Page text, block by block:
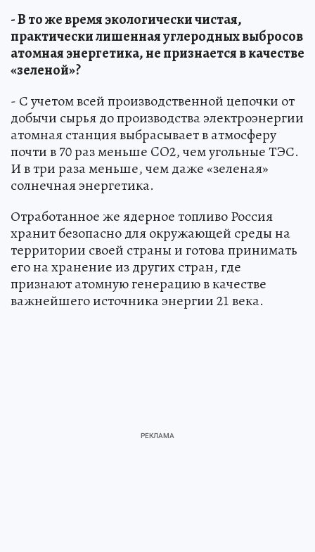
- В то же время экологически чистая,
практически лишенная углеродных выбросов
атомная энергетика, не признается в качестве
«зеленой»?
- С учетом всей производственной цепочки от
добычи сырья до производства электроэнергии
атомная станция выбрасывает в атмосферу
почти в 70 раз меньше CO2, чем угольные ТЭС.
И в три раза меньше, чем даже «зеленая»
солнечная энергетика.
Отработанное же ядерное топливо Россия
хранит безопасно для окружающей среды на
территории своей страны и готова принимать
его на хранение из других стран, где
признают атомную генерацию в качестве
важнейшего источника энергии 21 века.